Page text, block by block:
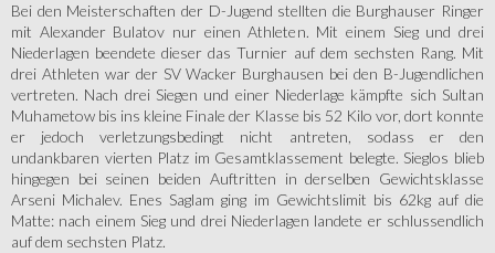
Bei den Meisterschaften der D-Jugend stellten die Burghauser Ringer
mit Alexander Bulatov nur einen Athleten. Mit einem Sieg und drei
Niederlagen beendete dieser das Turnier auf dem sechsten Rang. Mit
drei Athleten war der SV Wacker Burghausen bei den B-Jugendlichen
vertreten. Nach drei Siegen und einer Niederlage kämpfte sich Sultan
Muhametow bis ins kleine Finale der Klasse bis 52 Kilo vor, dort konnte
er jedoch verletzungsbedingt nicht antreten, sodass er den
undankbaren vierten Platz im Gesamtklassement belegte. Sieglos blieb
hingegen bei seinen beiden Auftritten in derselben Gewichtsklasse
Arseni Michalev. Enes Saglam ging im Gewichtslimit bis 62kg auf die
Matte: nach einem Sieg und drei Niederlagen landete er schlussendlich
auf dem sechsten Platz.